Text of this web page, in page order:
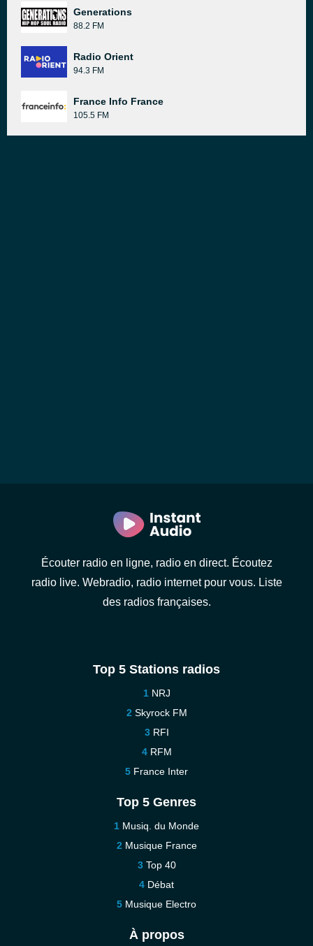
Generations
88.2 FM
Radio Orient
94.3 FM
France Info France
105.5 FM
Écouter radio en ligne, radio en direct. Écoutez
radio live. Webradio, radio internet pour vous. Liste
des radios françaises.
Top 5 Stations radios
NRJ
Skyrock FM
RFI
RFM
France Inter
Top 5 Genres
Musiq. du Monde
Musique France
Top 40
Débat
Musique Electro
À propos